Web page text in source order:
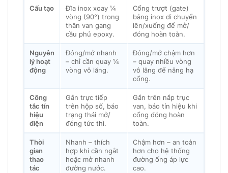
Cấu tạo
Đĩa inox xoay ¼
vòng (90°) trong
thân van gang
cầu phủ epoxy.
Cổng trượt (gate)
bằng inox di chuyển
lên/xuống để mở/
đóng hoàn toàn.
Nguyên
lý hoạt
động
Đóng/mở nhanh
– chỉ cần quay ¼
vòng vô lăng.
Đóng/mở chậm hơn
– quay nhiều vòng
vô lăng để nâng hạ
cổng.
Công
tắc tín
hiệu
điện
Gắn trực tiếp
trên hộp số, báo
trạng thái mở/
đóng tức thì.
Gắn trên nắp trục
van, báo tín hiệu khi
cổng đóng hoàn
toàn.
Thời
gian
thao
tác
Nhanh – thích
hợp khi cần ngắt
hoặc mở nhanh
đường nước.
Chậm hơn – an toàn
hơn cho hệ thống
đường ống áp lực
cao.